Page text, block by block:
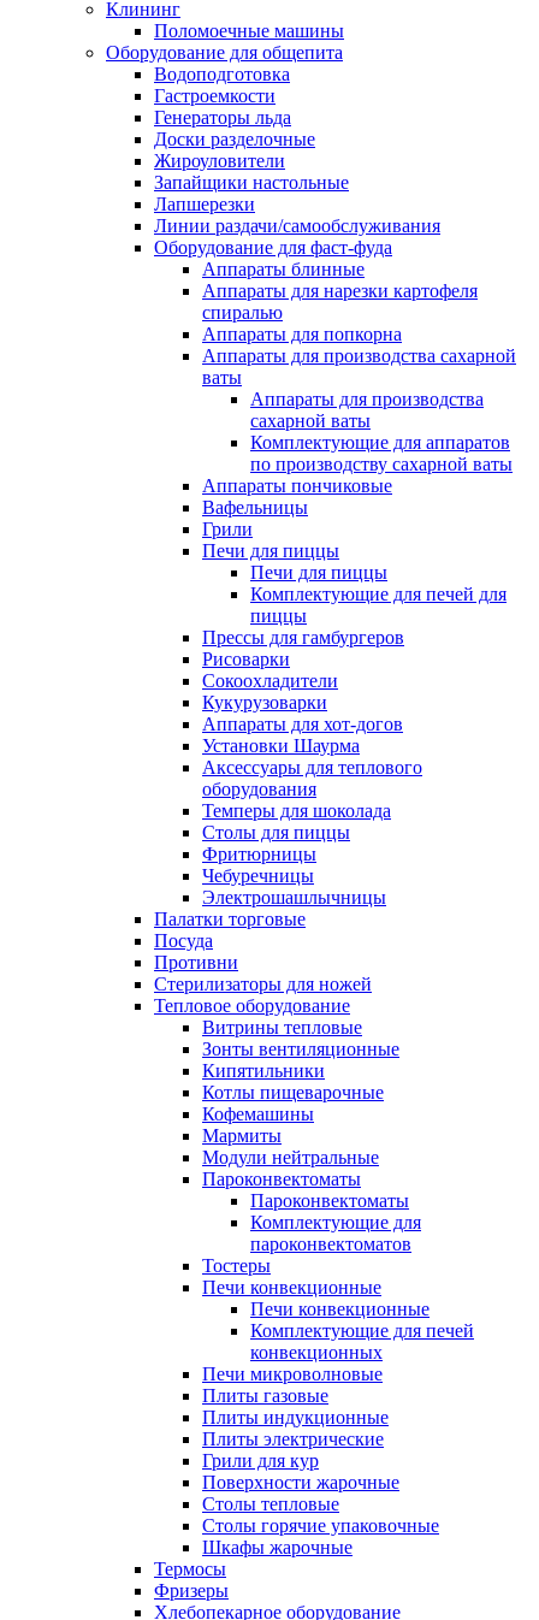
Клининг
Поломоечные машины
Оборудование для общепита
Водоподготовка
Гастроемкости
Генераторы льда
Доски разделочные
Жироуловители
Запайщики настольные
Лапшерезки
Линии раздачи/самообслуживания
Оборудование для фаст-фуда
Аппараты блинные
Аппараты для нарезки картофеля
спиралью
Аппараты для попкорна
Аппараты для производства сахарной
ваты
Аппараты для производства
сахарной ваты
Комплектующие для аппаратов
по производству сахарной ваты
Аппараты пончиковые
Вафельницы
Грили
Печи для пиццы
Печи для пиццы
Комплектующие для печей для
пиццы
Прессы для гамбургеров
Рисоварки
Сокоохладители
Кукурузоварки
Аппараты для хот-догов
Установки Шаурма
Аксессуары для теплового
оборудования
Темперы для шоколада
Столы для пиццы
Фритюрницы
Чебуречницы
Электрошашлычницы
Палатки торговые
Посуда
Противни
Стерилизаторы для ножей
Тепловое оборудование
Витрины тепловые
Зонты вентиляционные
Кипятильники
Котлы пищеварочные
Кофемашины
Мармиты
Модули нейтральные
Пароконвектоматы
Пароконвектоматы
Комплектующие для
пароконвектоматов
Тостеры
Печи конвекционные
Печи конвекционные
Комплектующие для печей
конвекционных
Печи микроволновые
Плиты газовые
Плиты индукционные
Плиты электрические
Грили для кур
Поверхности жарочные
Столы тепловые
Столы горячие упаковочные
Шкафы жарочные
Термосы
Фризеры
Хлебопекарное оборудование